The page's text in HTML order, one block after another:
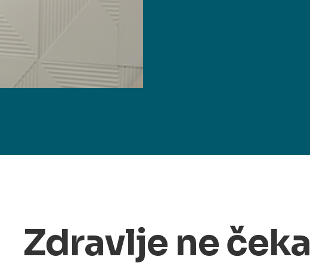
Zdravlje ne čeka